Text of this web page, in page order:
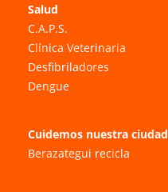
Salud
C.A.P.S.
Clínica Veterinaria
Desfibriladores
Dengue
Cuidemos nuestra ciudad
Berazategui recicla